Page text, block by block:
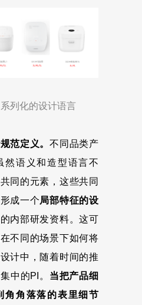
列化的设计语言
范定义。不同品类产
然语义和造型语言不
同的元素，这些共同
成一个局部特征的设
的内部研发资料。这可
不同的场景下如何将
计中，随着时间的推
中的PI。 当把产品细
角角落落的表里细节